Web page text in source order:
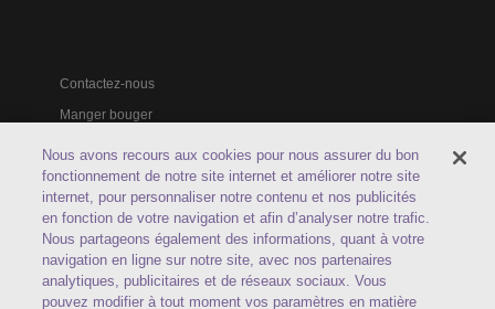
Contactez-nous
Manger bouger
Service client
04 77 49 41 41
Du lundi au vendredi : 9h00 - 12h30 /
Nous avons recours aux cookies pour nous assurer du bon
fonctionnement de notre site internet et améliorer notre site
internet, pour personnaliser notre contenu et nos publicités
en fonction de votre navigation et afin d’analyser notre trafic.
Nous partageons également des informations, quant à votre
navigation en ligne sur notre site, avec nos partenaires
analytiques, publicitaires et de réseaux sociaux. Vous
pouvez modifier à tout moment vos paramètres en matière